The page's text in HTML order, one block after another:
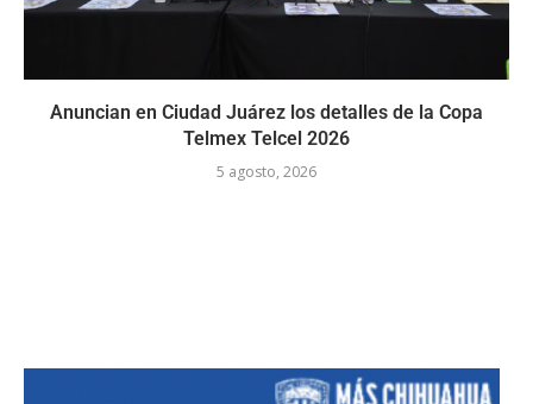
Anuncian en Ciudad Juárez los detalles de la Copa
Telmex Telcel 2026
5 agosto, 2026